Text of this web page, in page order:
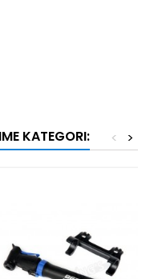
KATEGORI: >
<